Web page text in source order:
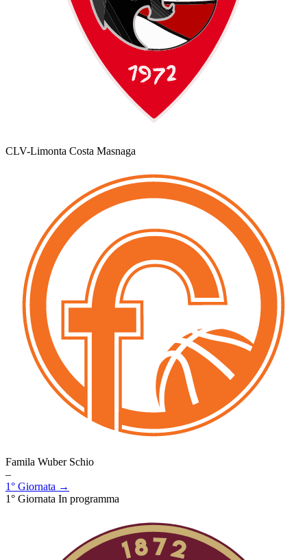
CLV-Limonta Costa Masnaga
Famila Wuber Schio
–
1° Giornata →
1° Giornata In programma